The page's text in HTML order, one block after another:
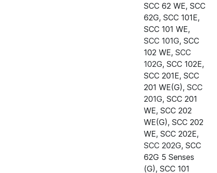
24.00.147
24.00.147
24.00.147
24.00.147
24.00.147
SCC 62 WE, SCC
62G, SCC 101E,
SCC 101 WE,
SCC 101G, SCC
102 WE, SCC
102G, SCC 102E,
SCC 201E, SCC
201 WE(G), SCC
201G, SCC 201
WE, SCC 202
WE(G), SCC 202
WE, SCC 202E,
SCC 202G, SCC
62G 5 Senses
(G), SCC 101